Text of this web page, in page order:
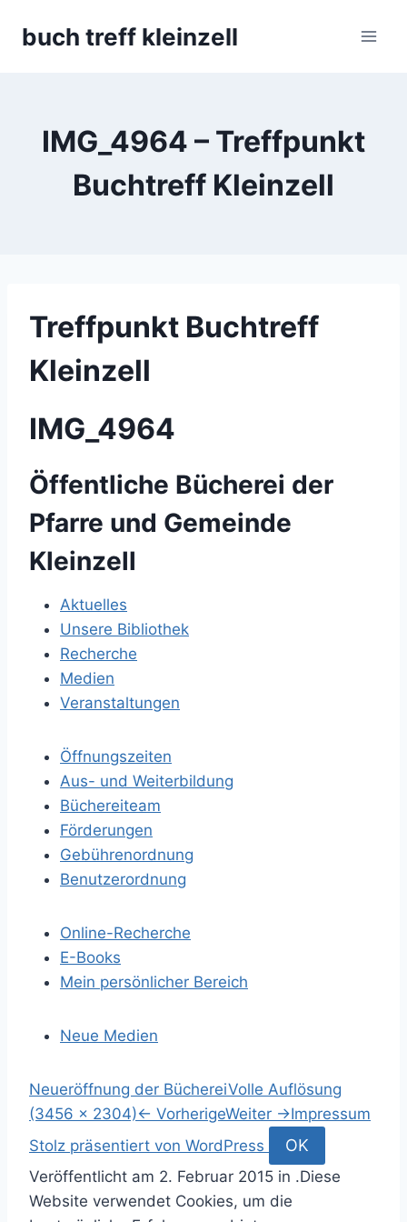
buch treff kleinzell
IMG_4964 – Treffpunkt
Buchtreff Kleinzell
Treffpunkt Buchtreff
Kleinzell
IMG_4964
Öffentliche Bücherei der
Pfarre und Gemeinde
Kleinzell
Aktuelles
Unsere Bibliothek
Recherche
Medien
Veranstaltungen
Öffnungszeiten
Aus- und Weiterbildung
Büchereiteam
Förderungen
Gebührenordnung
Benutzerordnung
Online-Recherche
E-Books
Mein persönlicher Bereich
Neue Medien
S
p
r
n
g
Neueröffnung der BüchereiVolle Auflösung
(3456 × 2304)← VorherigeWeiter →Impressum
Stolz präsentiert von WordPress
OK
u
c
Veröffentlicht am 2. Februar 2015 in .Diese
Website verwendet Cookies, um die